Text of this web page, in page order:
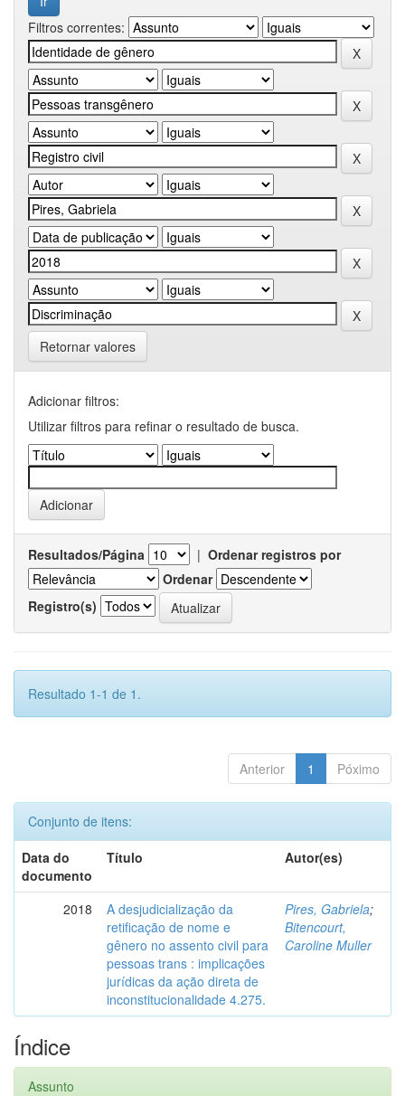
Filtros correntes:
Retornar valores
Adicionar filtros:
Utilizar filtros para refinar o resultado de busca.
Resultados/Página | Ordenar registros por
Ordenar
Registro(s)
Resultado 1-1 de 1.
Anterior 1 Póximo
Conjunto de itens:
Data do
documento
Título Autor(es)
2018
A desjudicialização da
retificação de nome e
gênero no assento civil para
pessoas trans : implicações
jurídicas da ação direta de
inconstitucionalidade 4.275.
Pires, Gabriela;
Bitencourt,
Caroline Muller
Índice
Assunto